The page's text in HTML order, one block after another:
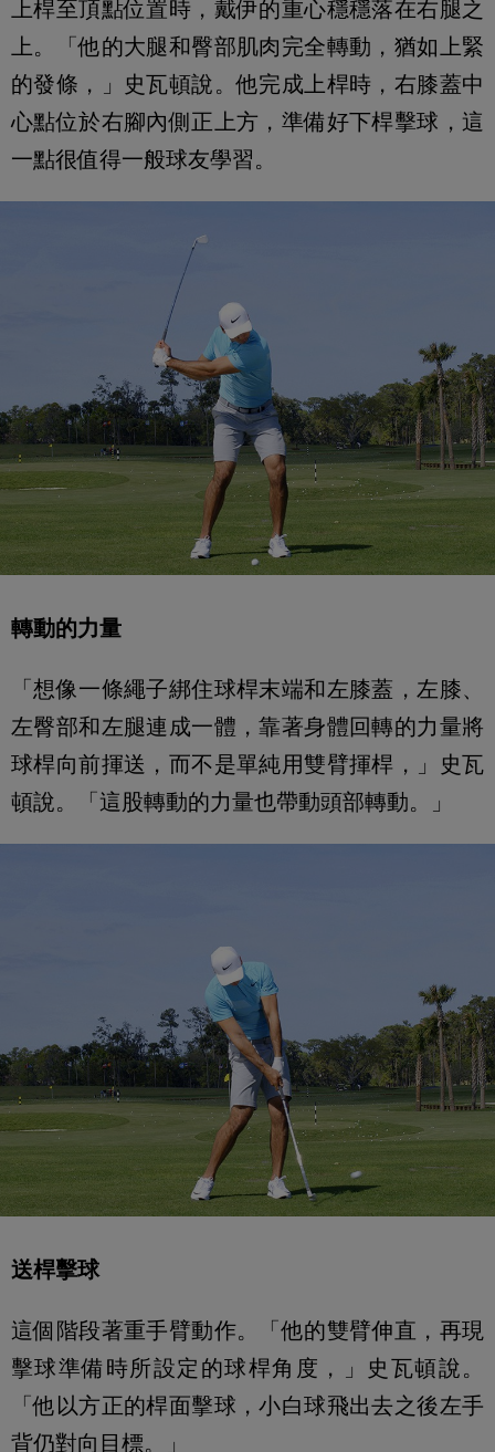
上桿至頂點位置時，戴伊的重心穩穩落在右腿之
上。「他的大腿和臀部肌肉完全轉動，猶如上緊
的發條，」史瓦頓說。他完成上桿時，右膝蓋中
心點位於右腳內側正上方，準備好下桿擊球，這
一點很值得一般球友學習。
轉動的力量
「想像一條繩子綁住球桿末端和左膝蓋，左膝、
左臀部和左腿連成一體，靠著身體回轉的力量將
球桿向前揮送，而不是單純用雙臂揮桿，」史瓦
頓說。「這股轉動的力量也帶動頭部轉動。」
送桿擊球
這個階段著重手臂動作。「他的雙臂伸直，再現
擊球準備時所設定的球桿角度，」史瓦頓說。
「他以方正的桿面擊球，小白球飛出去之後左手
背仍對向目標。」